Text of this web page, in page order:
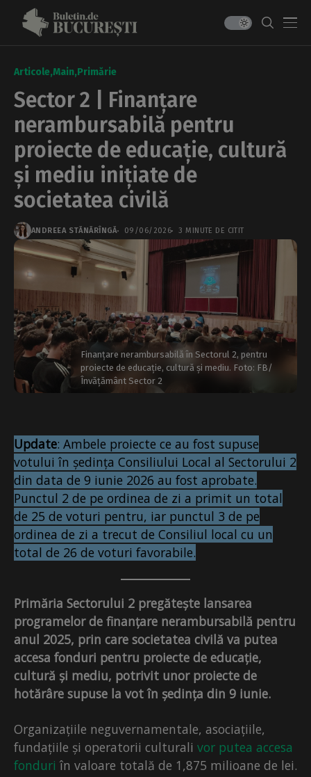
Articole Main Primărie
Sector 2 | Finanțare
nerambursabilă pentru
proiecte de educație, cultură
și mediu inițiate de
societatea civilă
ANDREEA STĂNĂRÎNGĂ 09/06/2026 3 MINUTE DE CITIT
Finanțare nerambursabilă în Sectorul 2, pentru
proiecte de educație, cultură și mediu. Foto: FB/
Învățământ Sector 2
Update: Ambele proiecte ce au fost supuse
votului în ședința Consiliului Local al Sectorului 2
din data de 9 iunie 2026 au fost aprobate.
Punctul 2 de pe ordinea de zi a primit un total
de 25 de voturi pentru, iar punctul 3 de pe
ordinea de zi a trecut de Consiliul local cu un
total de 26 de voturi favorabile.
Primăria Sectorului 2 pregătește lansarea
programelor de finanțare nerambursabilă pentru
anul 2025, prin care societatea civilă va putea
accesa fonduri pentru proiecte de educație,
cultură și mediu, potrivit unor proiecte de
hotărâre supuse la vot în ședința din 9 iunie.
Organizațiile neguvernamentale, asociațiile,
fundațiile și operatorii culturali vor putea accesa
fonduri în valoare totală de 1,875 milioane de lei.